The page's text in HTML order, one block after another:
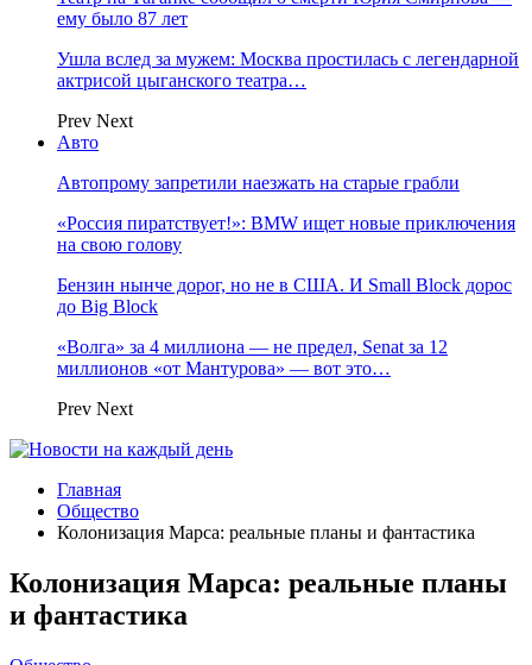
ему было 87 лет
Ушла вслед за мужем: Москва простилась с легендарной
актрисой цыганского театра…
Prev Next
Авто
Автопрому запретили наезжать на старые грабли
«Россия пиратствует!»: BMW ищет новые приключения
на свою голову
Бензин нынче дорог, но не в США. И Small Block дорос
до Big Block
«Волга» за 4 миллиона — не предел, Senat за 12
миллионов «от Мантурова» — вот это…
Prev Next
Главная
Общество
Колонизация Марса: реальные планы и фантастика
Колонизация Марса: реальные планы
и фантастика